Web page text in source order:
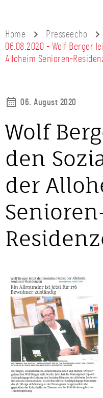
Home
Presseecho
06.08.2020 - Wolf Berger
Alloheim Senioren-
06. August 2020
Wolf
den
der